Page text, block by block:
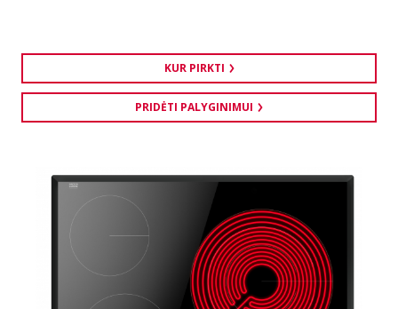
KUR PIRKTI
PRIDĖTI PALYGINIMUI